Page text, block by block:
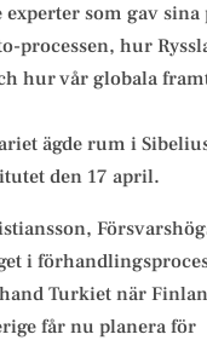
som gav sina
processen, hur
hur vår globala
ägde rum i
den 17 april.
i
Turkiet när
får nu planera för